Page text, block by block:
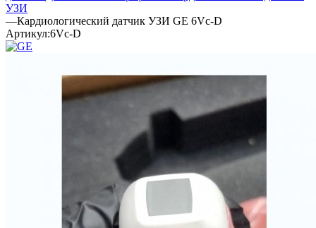
УЗИ
—Кардиологический датчик УЗИ GE 6Vc-D
Артикул:6Vc-D